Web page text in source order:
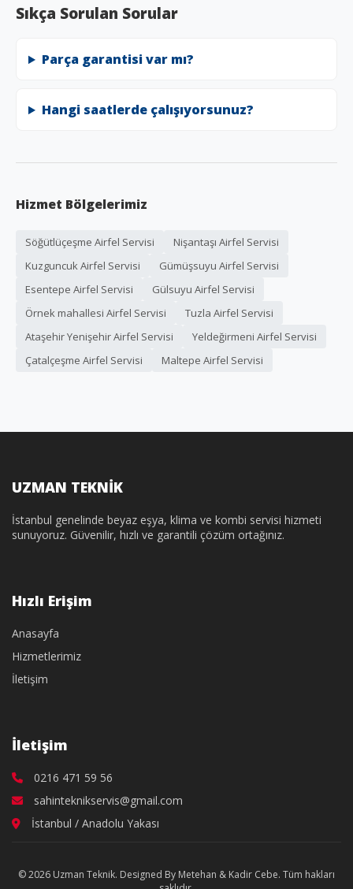
Sıkça Sorulan Sorular
Parça garantisi var mı?
Hangi saatlerde çalışıyorsunuz?
Hizmet Bölgelerimiz
Söğütlüçeşme Airfel Servisi
Nişantaşı Airfel Servisi
Kuzguncuk Airfel Servisi
Gümüşsuyu Airfel Servisi
Esentepe Airfel Servisi
Gülsuyu Airfel Servisi
Örnek mahallesi Airfel Servisi
Tuzla Airfel Servisi
Ataşehir Yenişehir Airfel Servisi
Yeldeğirmeni Airfel Servisi
Çatalçeşme Airfel Servisi
Maltepe Airfel Servisi
UZMAN TEKNİK
İstanbul genelinde beyaz eşya, klima ve kombi servisi hizmeti
sunuyoruz. Güvenilir, hızlı ve garantili çözüm ortağınız.
Hızlı Erişim
Anasayfa
Hizmetlerimiz
İletişim
İletişim
0216 471 59 56
sahinteknikservis@gmail.com
İstanbul / Anadolu Yakası
© 2026 Uzman Teknik. Designed By Metehan & Kadir Cebe. Tüm hakları